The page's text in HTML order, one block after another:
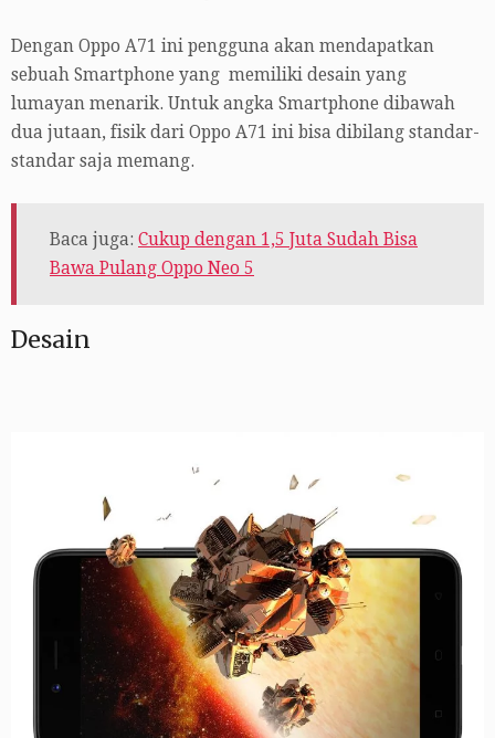
Dengan Oppo A71 ini pengguna akan mendapatkan
sebuah Smartphone yang memiliki desain yang
lumayan menarik. Untuk angka Smartphone dibawah
dua jutaan, fisik dari Oppo A71 ini bisa dibilang standar-
standar saja memang.
Baca juga: Cukup dengan 1,5 Juta Sudah Bisa
Bawa Pulang Oppo Neo 5
Desain